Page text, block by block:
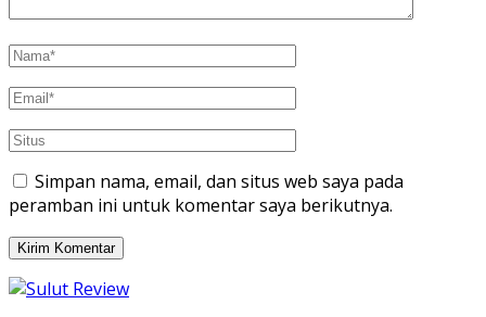
Simpan nama, email, dan situs web saya pada
peramban ini untuk komentar saya berikutnya.